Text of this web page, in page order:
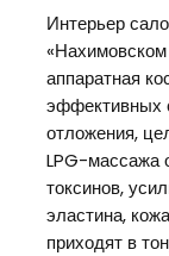
Интерьер
аппаратная
эффективных
отложения,
LPG-массажа
токсинов,
эластина,
приходят в